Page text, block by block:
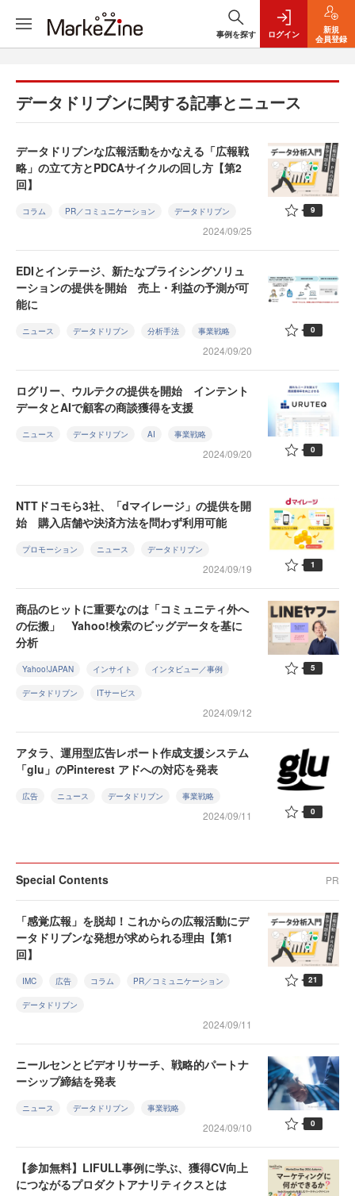
事例を探す ログイン
新規
会員登録
データドリブンに関する記事とニュース
データドリブンな広報活動をかなえる「広報戦
略」の立て方とPDCAサイクルの回し方【第2
回】
コラム PR／コミュニケーション データドリブン
2024/09/25
9
EDIとインテージ、新たなプライシングソリュ
ーションの提供を開始 売上・利益の予測が可
能に
ニュース データドリブン 分析手法 事業戦略
2024/09/20
0
ログリー、ウルテクの提供を開始 インテント
データとAIで顧客の商談獲得を支援
ニュース データドリブン AI 事業戦略
2024/09/20 0
NTTドコモら3社、「dマイレージ」の提供を開
始 購入店舗や決済方法を問わず利用可能
プロモーション ニュース データドリブン
2024/09/19 1
商品のヒットに重要なのは「コミュニティ外へ
の伝搬」 Yahoo!検索のビッグデータを基に
分析
Yahoo!JAPAN インサイト インタビュー／事例
データドリブン ITサービス
2024/09/12
5
アタラ、運用型広告レポート作成支援システム
「glu」のPinterest アドへの対応を発表
広告 ニュース データドリブン 事業戦略
2024/09/11 0
Special Contents PR
「感覚広報」を脱却！これからの広報活動にデ
ータドリブンな発想が求められる理由【第1
回】
IMC 広告 コラム PR／コミュニケーション
データドリブン
2024/09/11
21
ニールセンとビデオリサーチ、戦略的パートナ
ーシップ締結を発表
ニュース データドリブン 事業戦略
2024/09/10 0
【参加無料】LIFULL事例に学ぶ、獲得CV向上
につながるプロダクトアナリティクスとは